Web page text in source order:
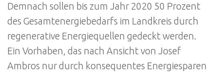
Demnach sollen bis zum Jahr 2020 50 Prozent
des Gesamtenergiebedarfs im Landkreis durch
regenerative Energiequellen gedeckt werden.
Ein Vorhaben, das nach Ansicht von Josef
Ambros nur durch konsequentes Energiesparen